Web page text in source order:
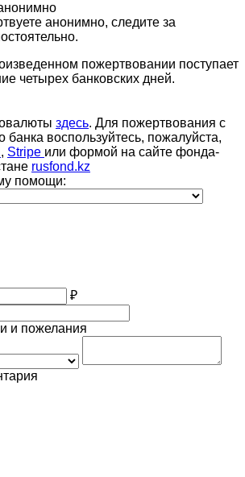
анонимно, следите за
пожертвовании поступает
четырех банковских дней.
здесь. Для пожертвования с
банка воспользуйтесь, пожалуйста,
, Stripe или формой на сайте фонда-
rusfond.kz
помощи:
₽
и пожелания